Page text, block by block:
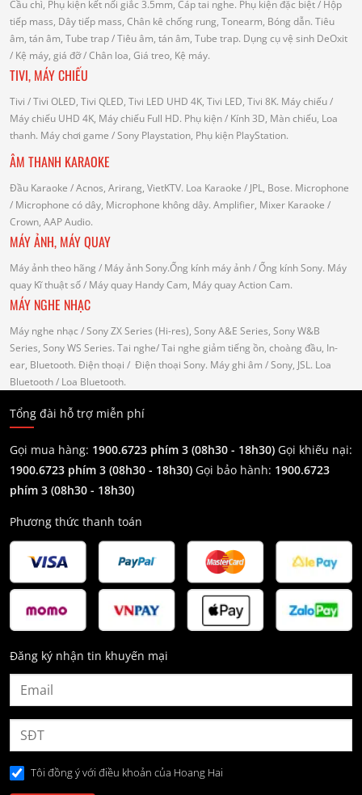
Cầu chì, Phụ kiện kết nối giắc 3.5mm, Cáp tai nghe. Phụ kiện đặc biệt/ Hộp
tiếp mass, Dây tiếp mass, Chân kê chống rung, Tonearm, Bóng dẫn. Tiêu
âm, tán âm, Tube trap/ Tiêu âm, tán âm, Tube trap. Dụng cụ vệ sinh DeOxit
/ Kệ máy, giá đỡ/ Chân loa, Giá treo, Kệ máy.
TIVI, MÁY CHIẾU
Tivi / Tivi OLED, Tivi QLED, Tivi LED UHD 4K, Tivi LED, Tivi 8K. Máy chiếu/
Máy chiếu UHD 4K, Máy chiếu Full HD. Phụ kiện/ Kính 3D, Màn chiếu, Loa
thanh. Máy chơi game / Sony Playstation, Phụ kiện PlayStation.
ÂM THANH KARAOKE
Đầu Karaoke / Acnos, Arirang, VietKTV. Loa Karaoke / JPL, Bose. Microphone
/ Microphone có dây, Microphone không dây. Amplifier, Mixer Karaoke /
Crown, AAP Audio.
MÁY ẢNH, MÁY QUAY
Máy ảnh theo hãng / Máy ảnh Sony.Ống kính máy ảnh / Ống kính Sony. Máy
quay Kĩ thuật số/ Máy quay Handy Cam, Máy quay Action Cam.
MÁY NGHE NHẠC
Máy nghe nhạc / Sony ZX Series (Hi-res), Sony A&E Series, Sony W&B
Series, Sony WS Series. Tai nghe/ Tai nghe giảm tiếng ồn, choàng đầu, In-
ear, Bluetooth. Điện thoại / Điện thoại Sony. Máy ghi âm / Sony, JSL. Loa
Bluetooth/ Loa Bluetooth.
Tổng đài hỗ trợ miễn phí
Gọi mua hàng: 1900.6723 phím 3 (08h30 - 18h30) Gọi khiếu nại:
1900.6723 phím 3 (08h30 - 18h30) Gọi bảo hành: 1900.6723
phím 3 (08h30 - 18h30)
Phương thức thanh toán
Đăng ký nhận tin khuyến mại
Tôi đồng ý với điều khoản của Hoang Hai